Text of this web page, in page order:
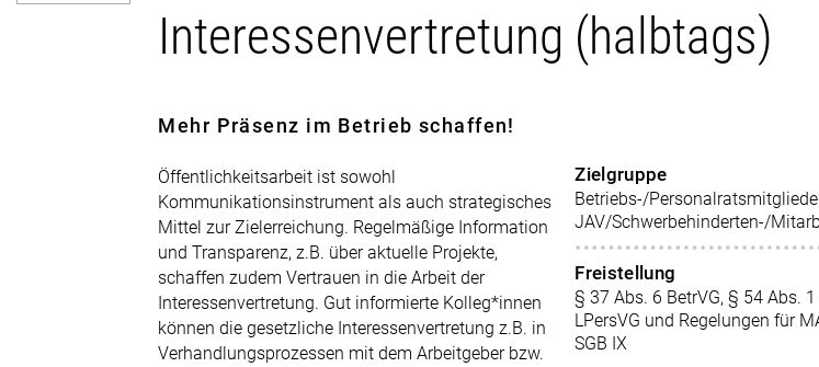
E-Mail senden
Newsletter
Interessenvertretung (halbtags)
Mehr Präsenz im Betrieb schaffen!
Öffentlichkeitsarbeit ist sowohl
Kommunikationsinstrument als auch strategisches
Mittel zur Zielerreichung. Regelmäßige Information
und Transparenz, z.B. über aktuelle Projekte,
schaffen zudem Vertrauen in die Arbeit der
Interessenvertretung. Gut informierte Kolleg*innen
können die gesetzliche Interessenvertretung z.B. in
Verhandlungsprozessen mit dem Arbeitgeber bzw.
Zielgruppe
Betriebs-/
JAV/Schwerbehinderten-/
Freistellung
§ 37 Abs. 6 BetrVG, § 54 Abs.
LPersVG und Regelungen für
SGB IX